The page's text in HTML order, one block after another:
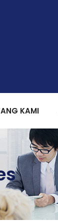
KAMI